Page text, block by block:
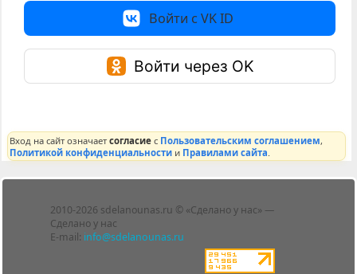
Войти с VK ID
Войти через OK
Вход на сайт означаетсогласие с Пользовательским соглашением,
Политикой конфиденциальности и Правилами сайта
2010-2026 sdelanounas.ru © «Сделано у нас» —
Сделано у нас
E-mail: info@sdelanounas.ru
Блоги
Люди
Политика